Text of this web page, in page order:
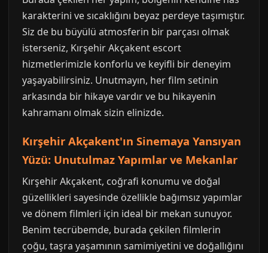
karakterini ve sıcaklığını beyaz perdeye taşımıştır.
Siz de bu büyülü atmosferin bir parçası olmak
isterseniz, Kırşehir Akçakent escort
hizmetlerimizle konforlu ve keyifli bir deneyim
yaşayabilirsiniz. Unutmayın, her film setinin
arkasında bir hikaye vardır ve bu hikayenin
kahramanı olmak sizin elinizde.
Kırşehir Akçakent'ın Sinemaya Yansıyan
Yüzü: Unutulmaz Yapımlar ve Mekanlar
Kırşehir Akçakent, coğrafi konumu ve doğal
güzellikleri sayesinde özellikle bağımsız yapımlar
ve dönem filmleri için ideal bir mekan sunuyor.
Benim tecrübemde, burada çekilen filmlerin
çoğu, taşra yaşamının samimiyetini ve doğallığını